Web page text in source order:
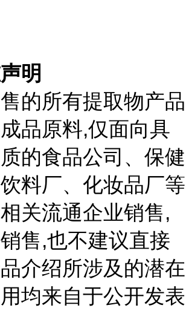
明
的所有提取物产品
品原料,仅面向具
的食品公司、保健
料厂、化妆品厂等
关流通企业销售,
售,也不建议直接
介绍所涉及的潜在
均来自于公开发表